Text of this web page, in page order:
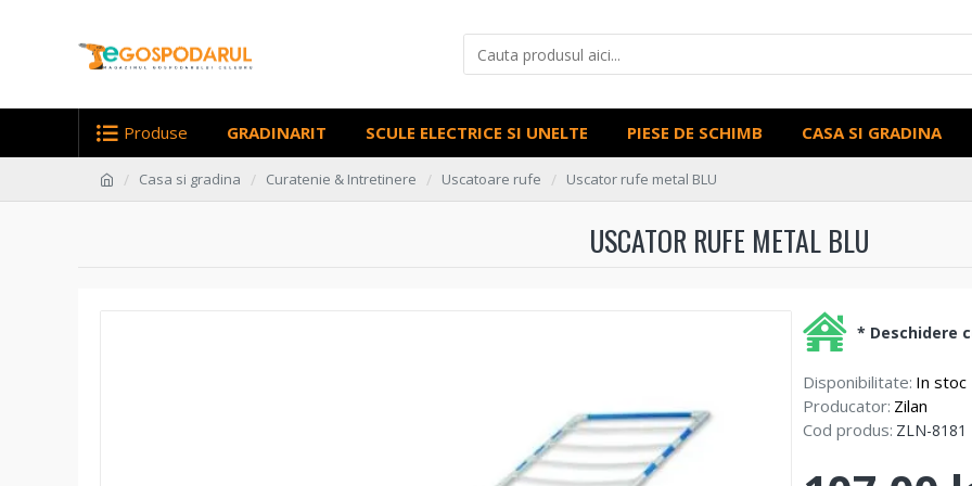
Produse GRADINARIT SCULE ELECTRICE SI UNELTE PIESE DE SCHIMB CASA SI GRADINA
Casa si gradina Curatenie & Intretinere Uscatoare rufe Uscator rufe metal BLU
USCATOR RUFE METAL BLU
Disponibilitate: In stoc
Producator: Zilan
Cod produs: ZLN-8181
* Deschidere